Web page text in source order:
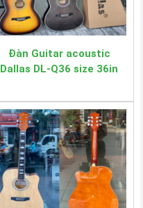
Đàn Guitar acoustic
Dallas DL-Q36 size 36in